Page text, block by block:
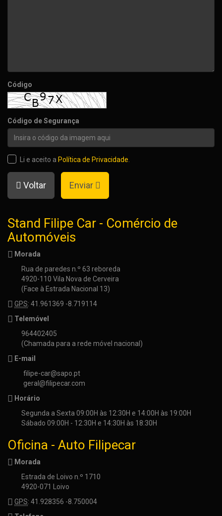
Código
Código de Segurança
Li e aceito a Política de Privacidade
Voltar Enviar
Stand Filipe Car - Comércio de
Automóveis
Morada
Rua de paredes n.º 63 reboreda
4920-110 Vila Nova de Cerveira
(Face à Estrada Nacional 13)
GPS: 41.961369 -8.719114
Telemóvel
964402405
(Chamada para a rede móvel nacional)
E-mail
filipe-car@sapo.pt
geral@filipecar.com
Horário
Segunda a Sexta 09:00H às 12:30H e 14:00H às 19:00H
Sábado 09:00H - 12:30H e 14:30H às 18:30H
Oficina - Auto Filipecar
Morada
Estrada de Loivo n.º 1710
4920-071 Loivo
GPS: 41.928356 -8.750004